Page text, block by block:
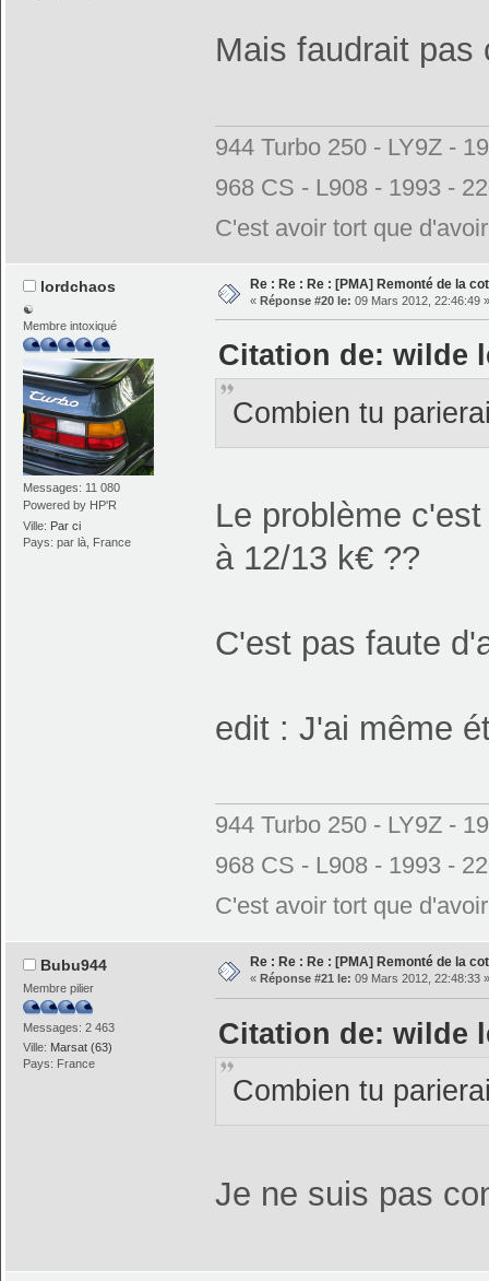
Mais faudrait
944 Turbo 250 - LY9Z -
968 CS - L908 - 1993 -
C'est avoir tort que
lordchaos
☯
Membre intoxiqué
Messages: 11 080
Powered by HP'R
Ville: Par ci
Pays: par là, France
Re : Re : Re : [PMA] Remonté de la
« Réponse #20 le: 09 Mars 2012, 22:46:49 »
Citation de: wilde
Combien tu
Le problème
à 12/13 k€ ??
C'est pas faute
edit : J'ai même
944 Turbo 250 - LY9Z -
968 CS - L908 - 1993 -
C'est avoir tort que
Bubu944
Membre pilier
Messages: 2 463
Ville: Marsat (63)
Pays: France
Re : Re : Re : [PMA] Remonté de la
« Réponse #21 le: 09 Mars 2012, 22:48:33 »
Citation de: wilde
Combien tu
Je ne suis pas